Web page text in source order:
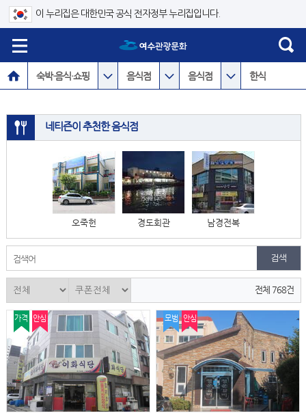
이 누리집은 대한민국 공식 전자정부 누리집입니다.
숙박·음식·쇼핑 음식점 음식점 한식
네티즌이 추천한 음식점
오죽헌 경도회관 남경전복
검색어
전체 768건
가격 안심 모범 안심